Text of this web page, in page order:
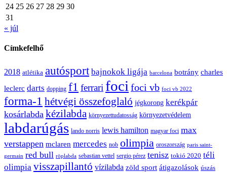
24 25 26 27 28 29 30
31
« júl
Címkefelhő
2018 atlétika autósport bajnokok ligája barcelona botrány charles
leclerc darts dopping f1 ferrari foci foci vb foci vb 2022
forma-1 hétvégi összefoglaló jégkorong kerékpár
kosárlabda kézilabda környezettudatosság környezetvédelem
labdarúgás lando norris lewis hamilton magyar foci max
verstappen mclaren mercedes nob olimpia oroszország paris saint-
germain red bull röplabda sebastian vettel sergio pérez tenisz tokió 2020 téli
olimpia visszapillantó vízilabda zöld sport átigazolások úszás